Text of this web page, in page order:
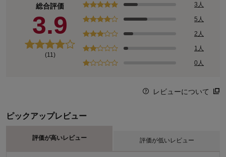
総合評価
3.9
(11)
3人
5人
2人
1人
0人
レビューについて
ピックアップレビュー
評価が高いレビュー 評価が低いレビュー